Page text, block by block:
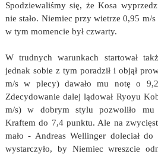
Spodziewaliśmy się, że Kosa
nie stało. Niemiec przy wietrze 0,95 m/
w tym momencie był czwarty.
W trudnych warunkach startował
jednak sobie z tym poradził i objął
m/s w plecy) dawało mu notę o
Zdecydowanie dalej lądował Ryoyu
m/s) w dobrym stylu pozwoliło mu
Kraftem do 7,4 punktu. Ale na
mało - Andreas Wellinger doleciał
wystarczyło, by Niemiec wreszcie